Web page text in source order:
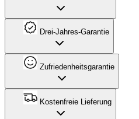
Drei-Jahres-Garantie
Zufriedenheitsgarantie
Kostenfreie Lieferung